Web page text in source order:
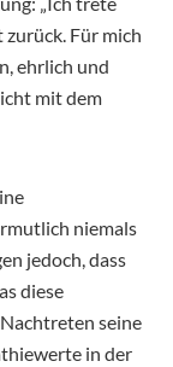
Für mich
ehrlich und
mit dem
niemals
jedoch, dass
diese
seine
in der